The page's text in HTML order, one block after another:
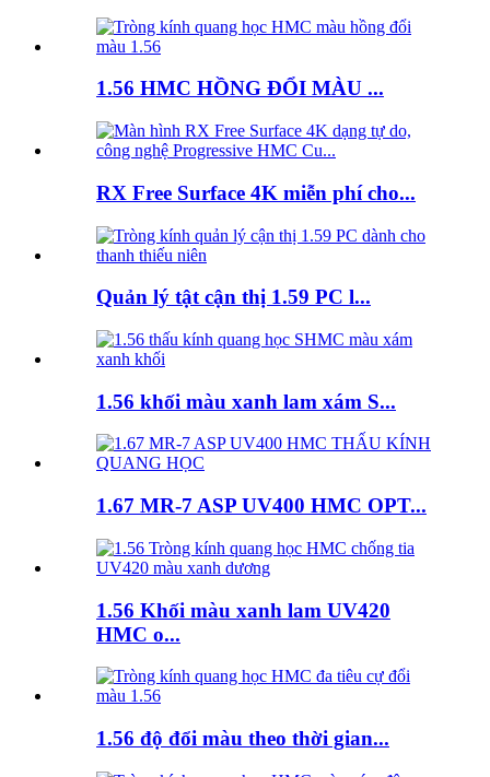
1.56 HMC HỒNG ĐỔI MÀU ...
RX Free Surface 4K miễn phí cho...
Quản lý tật cận thị 1.59 PC l...
1.56 khối màu xanh lam xám S...
1.67 MR-7 ASP UV400 HMC OPT...
1.56 Khối màu xanh lam UV420
HMC o...
1.56 độ đổi màu theo thời gian...